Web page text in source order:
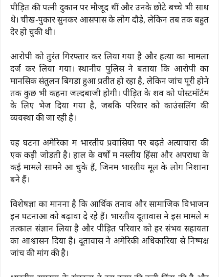
पीड़ित की पत्नी दुकान पर मौजूद थीं और उनके छोटे बच्चे भी साथ
थे। चीख-पुकार सुनकर आसपास के लोग दौड़े, लेकिन तब तक बहुत
देर हो चुकी थी।
आरोपी को तुरंत गिरफ्तार कर लिया गया है और हत्या का मामला
दर्ज कर लिया गया। स्थानीय पुलिस ने बताया कि आरोपी का
मानसिक संतुलन बिगड़ा हुआ प्रतीत हो रहा है, लेकिन जांच पूरी होने
तक कुछ भी कहना जल्दबाजी होगी। पीड़ित के शव को पोस्टमॉर्टम
के लिए भेज दिया गया है, जबकि परिवार को काउंसलिंग की
व्यवस्था की जा रही है।
यह घटना अमेरिका में भारतीय प्रवासियों पर बढ़ते अत्याचारों की
एक कड़ी जोड़ती है। हाल के वर्षों में नस्लीय हिंसा और अपराधों के
कई मामले सामने आ चुके हैं, जिनमें भारतीय मूल के लोग निशाना
बने हैं।
विशेषज्ञों का मानना है कि आर्थिक तनाव और सामाजिक विभाजन
इन घटनाओं को बढ़ावा दे रहे हैं। भारतीय दूतावास ने इस मामले में
तत्काल संज्ञान लिया है और पीड़ित परिवार को हर संभव सहायता
का आश्वासन दिया है। दूतावास ने अमेरिकी अधिकारियों से निष्पक्ष
जांच की मांग की है।